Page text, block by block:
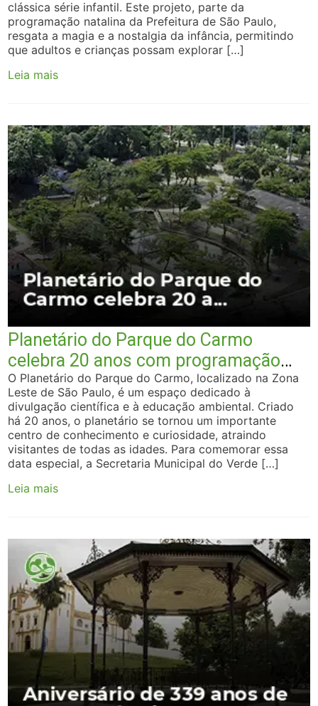
clássica série infantil. Este projeto, parte da
programação natalina da Prefeitura de São Paulo,
resgata a magia e a nostalgia da infância, permitindo
que adultos e crianças possam explorar […]
Leia mais
Planetário do Parque do Carmo
celebra 20 anos com programação
especial
O Planetário do Parque do Carmo, localizado na Zona
Leste de São Paulo, é um espaço dedicado à
divulgação científica e à educação ambiental. Criado
há 20 anos, o planetário se tornou um importante
centro de conhecimento e curiosidade, atraindo
visitantes de todas as idades. Para comemorar essa
data especial, a Secretaria Municipal do Verde […]
Leia mais